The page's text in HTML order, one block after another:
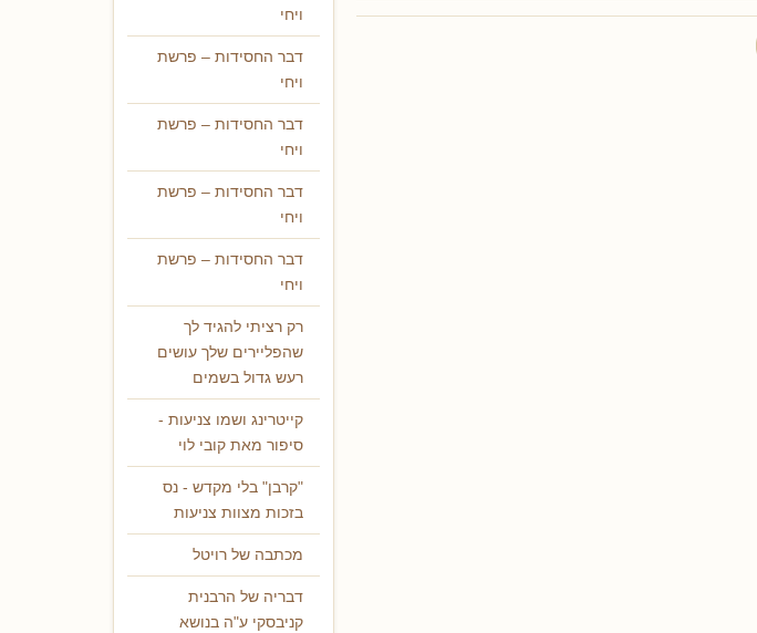
ויחי
דבר החסידות – פרשת
ויחי
דבר החסידות – פרשת
ויחי
דבר החסידות – פרשת
ויחי
דבר החסידות – פרשת
ויחי
רק רציתי להגיד לך
שהפליירים שלך עושים
רעש גדול בשמים
קייטרינג ושמו צניעות -
סיפור מאת קובי לוי
"קרבן" בלי מקדש - נס
בזכות מצוות צניעות
מכתבה של רויטל
דבריה של הרבנית
קניבסקי ע"ה בנושא